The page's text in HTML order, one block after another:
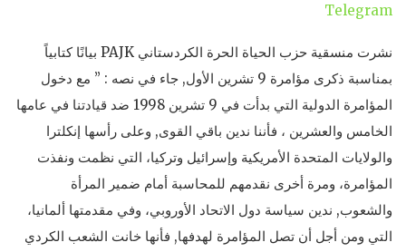
Telegram
نشرت منسقية حزب الحياة الحرة الكردستاني PAJK بيانًا كتابياً
بمناسبة ذكرى مؤامرة 9 تشرين الأول, جاء في نصه : ” مع دخول
المؤامرة الدولية التي بدأت في 9 تشرين 1998 ضد قيادتنا في عامها
الخامس والعشرين ، فأننا ندين باقي القوى, وعلى رأسها إنكلترا
والولايات المتحدة الأمريكية وإسرائيل وتركيا، التي نظمت ونفذت
المؤامرة، ومرة أخرى نقدمهم للمحاسبة أمام ضمير المرأة
والشعوب, ندين سياسة دول الاتحاد الأوروبي، وفي مقدمتها ألمانيا،
التي ومن أجل أن تصل المؤامرة لهدفها, فأنها خانت الشعب الكردي